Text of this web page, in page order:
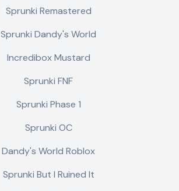
Sprunki Remastered
Sprunki Dandy's World
Incredibox Mustard
Sprunki FNF
Sprunki Phase 1
Sprunki OC
Dandy's World Roblox
Sprunki But I Ruined It